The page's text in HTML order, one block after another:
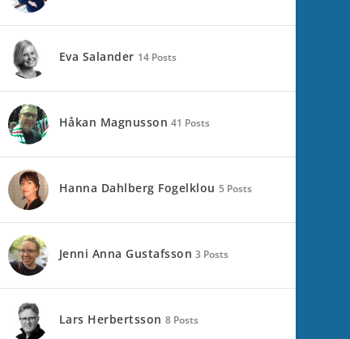
Eva Salander 14 Posts
Håkan Magnusson 41 Posts
Hanna Dahlberg Fogelklou 5 Posts
Jenni Anna Gustafsson 3 Posts
Lars Herbertsson 8 Posts